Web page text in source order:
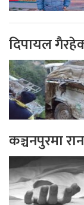
दिपायल
कञ्चनपुरमा